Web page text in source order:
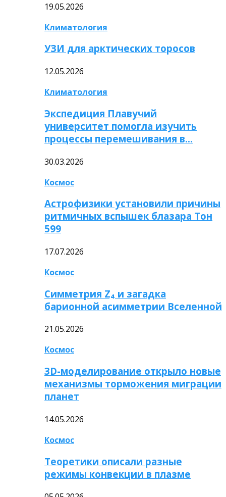
19.05.2026
Климатология
УЗИ для арктических торосов
12.05.2026
Климатология
Экспедиция Плавучий
университет помогла изучить
процессы перемешивания в…
30.03.2026
Космос
Астрофизики установили причины
ритмичных вспышек блазара Тон
599
17.07.2026
Космос
Симметрия Z₄ и загадка
барионной асимметрии Вселенной
21.05.2026
Космос
3D-моделирование открыло новые
механизмы торможения миграции
планет
14.05.2026
Космос
Теоретики описали разные
режимы конвекции в плазме